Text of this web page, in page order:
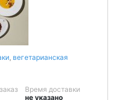
, вегетарианская
Время доставки
не указано